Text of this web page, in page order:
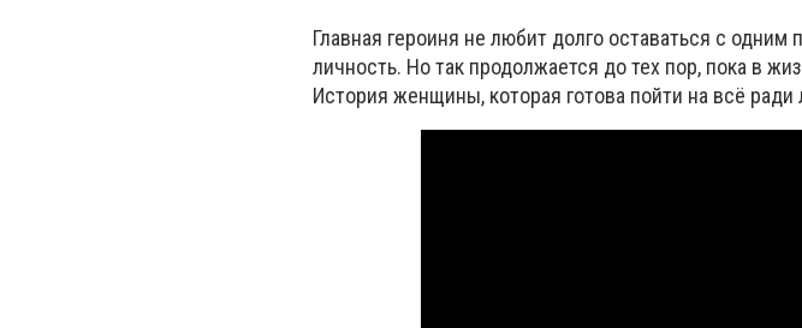
Главная героиня не любит долго оставаться с
личность. Но так продолжается до тех пор, пока в
История женщины, которая готова пойти на всё ради